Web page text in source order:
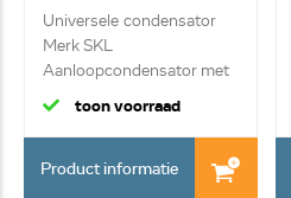
Universele condensator
Merk SKL
Aanloopcondensator met
kab...
toon voorraad
Product informatie